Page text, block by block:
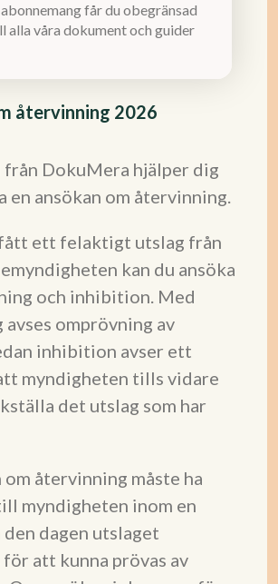
återvinning 2026
från DokuMera hjälper dig
en ansökan om återvinning.
ett felaktigt utslag från
kan du ansöka
och inhibition. Med
omprövning av
inhibition avser ett
myndigheten tills vidare
det utslag som har
om återvinning måste ha
myndigheten inom en
den dagen utslaget
att kunna prövas av
får du obegränsad
alla våra dokument och guider